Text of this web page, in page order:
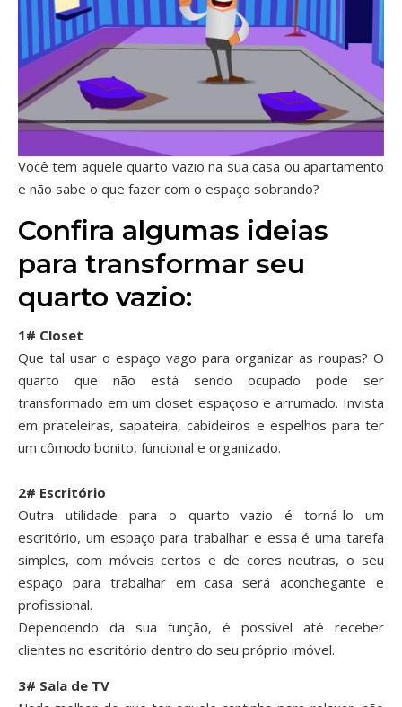
Você tem aquele quarto vazio na sua casa ou apartamento
e não sabe o que fazer com o espaço sobrando?
Confira algumas ideias
para transformar seu
quarto vazio:
1# Closet
Que tal usar o espaço vago para organizar as roupas? O
quarto que não está sendo ocupado pode ser
transformado em um closet espaçoso e arrumado. Invista
em prateleiras, sapateira, cabideiros e espelhos para ter
um cômodo bonito, funcional e organizado.
2# Escritório
Outra utilidade para o quarto vazio é torná-lo um
escritório, um espaço para trabalhar e essa é uma tarefa
simples, com móveis certos e de cores neutras, o seu
espaço para trabalhar em casa será aconchegante e
profissional.
Dependendo da sua função, é possível até receber
clientes no escritório dentro do seu próprio imóvel.
3# Sala de TV